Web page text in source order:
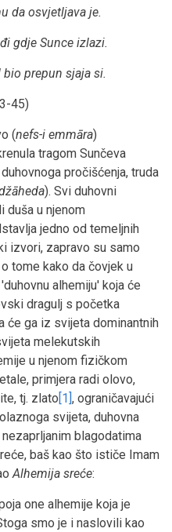
da osvjetljava je.
gdje Sunce izlazi.
prepun sjaja si.
45)
(nefs-i emmāra)
tragom Sunčeva
pročišćenja, truda
). Svi duhovni
duša u njenom
jedno od temeljnih
izvori, zapravo su samo
tome kako da čovjek u
alhemiju' koja će
dragulj s početka
će ga iz svijeta dominantnih
melekutskih
u njenom fizičkom
primjera radi olovo,
tj. zlato[1], ograničavajući
svijeta, duhovna
blagodatima
baš kao što ističe Imam
Alhemija sreće:
one alhemije koja je
smo je i naslovili kao